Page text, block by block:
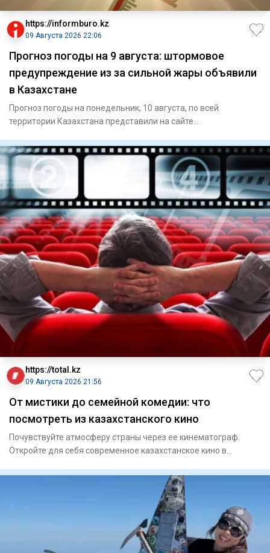
https://informburo.kz
09 Августа 2026 22:06
Прогноз погоды на 9 августа: штормовое
предупреждение из за сильной жары объявили
в Казахстане
Прогноз погоды на понедельник, 10 августа, по всей
территории Казахстана представили на сайте
https://total.kz
09 Августа 2026 21:56
От мистики до семейной комедии: что
посмотреть из казахстанского кино
Почувствуйте атмосферу страны через ее кинематограф.
Откройте для себя современное казахстанское кино в